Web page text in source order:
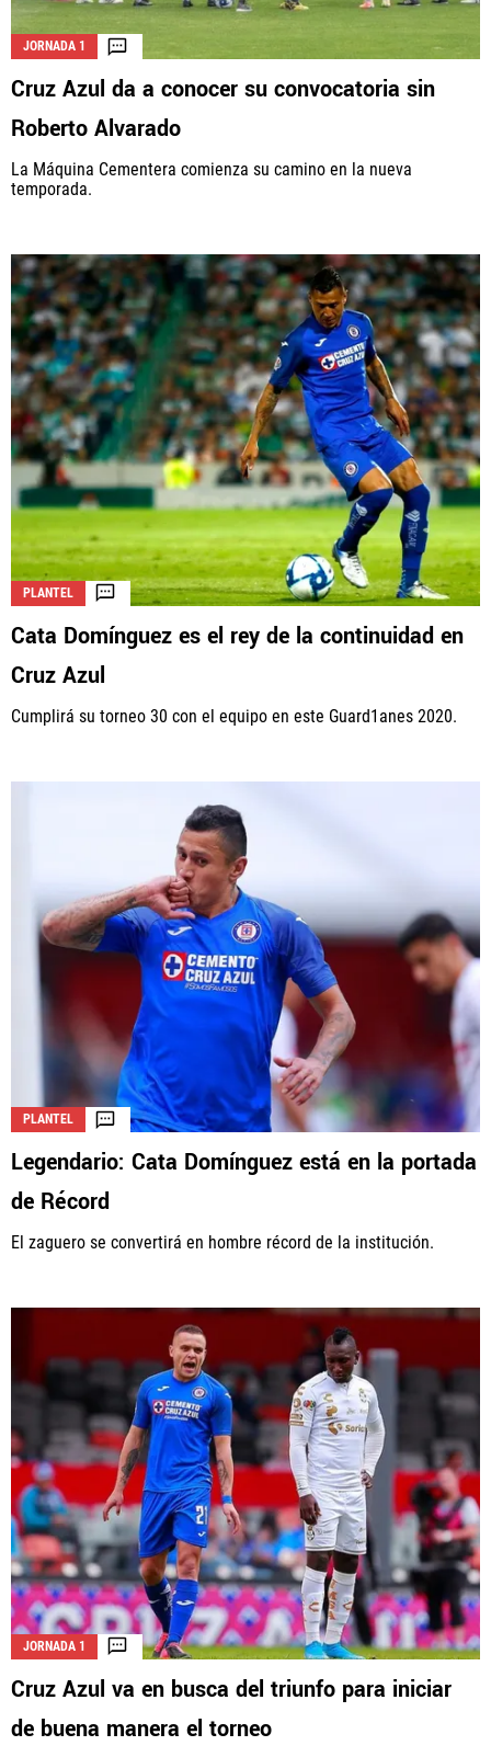
JORNADA 1
Cruz Azul da a conocer su convocatoria sin
Roberto Alvarado
La Máquina Cementera comienza su camino en la nueva
temporada.
PLANTEL
Cata Domínguez es el rey de la continuidad en
Cruz Azul
Cumplirá su torneo 30 con el equipo en este Guard1anes 2020.
PLANTEL
Legendario: Cata Domínguez está en la portada
de Récord
El zaguero se convertirá en hombre récord de la institución.
JORNADA 1
Cruz Azul va en busca del triunfo para iniciar
de buena manera el torneo